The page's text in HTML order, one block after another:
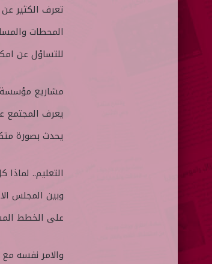
المحطات
للتساؤل عن
مشاريع مؤسسة
يعرف المجتمع
يحدث بصورة
التعليم..
وبين المجلس
على الخطط
والامر نفسه